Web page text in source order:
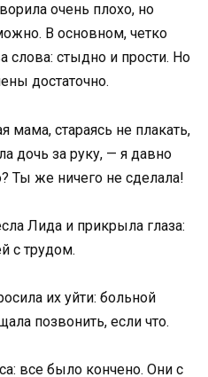
очень плохо, но
В основном, четко
слова: стыдно и прости. Но
достаточно.
мама, стараясь не плакать,
дочь за руку, — я давно
Ты же ничего не сделала!
Лида и прикрыла глаза:
с трудом.
их уйти: больной
позвонить, если что.
все было кончено. Они с